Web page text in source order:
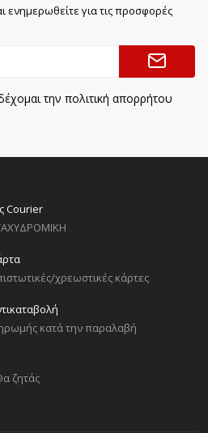
ενημερωθείτε για τις προσφορές
την πολιτική απορρήτου
Courier
χρεωστικές κάρτες
κατά την παραλαβή
ζητάς